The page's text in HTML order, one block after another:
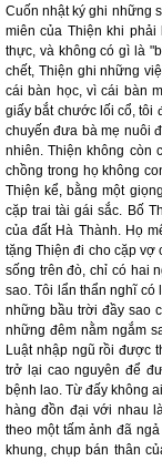
Cuốn nhật ký ghi những
miên của Thiện khi
thực, và không có gì là
chết, Thiện ghi những
cái bàn học, vì cái bàn
giấy bắt chước lối cổ, tôi
chuyến đưa bà mẹ nuôi
nhiên. Thiện không còn
chồng trong họ không
Thiện kể, bằng một
cặp trai tài gái sắc. Bố
của đất Hà Thành. Họ
tặng Thiện đi cho cặp vợ
sống trên đò, chỉ có hai
sao. Tôi lẩn thẩn nghĩ có
những bầu trời đầy sao
những đêm nằm ngắm
Luật nhập ngũ rồi được
trở lại cao nguyên để
bệnh lao. Từ đấy không
hàng đồn đại với nhau
theo một tấm ảnh đã
khung, chụp bán thân